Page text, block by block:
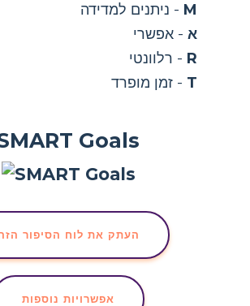
M - ניתנים למדידה
א - אפשרי
R - רלוונטי
T - זמן מופרד
Goals
העתק את לוח הסיפור
אפשרויות נוספות